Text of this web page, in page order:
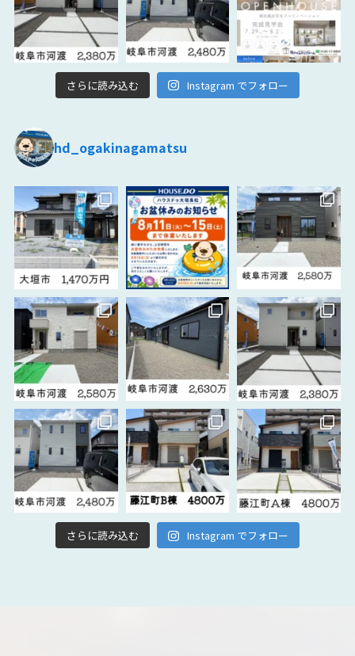
さらに読み込む Instagram でフォロー
hd_ogakinagamatsu
さらに読み込む Instagram でフォロー